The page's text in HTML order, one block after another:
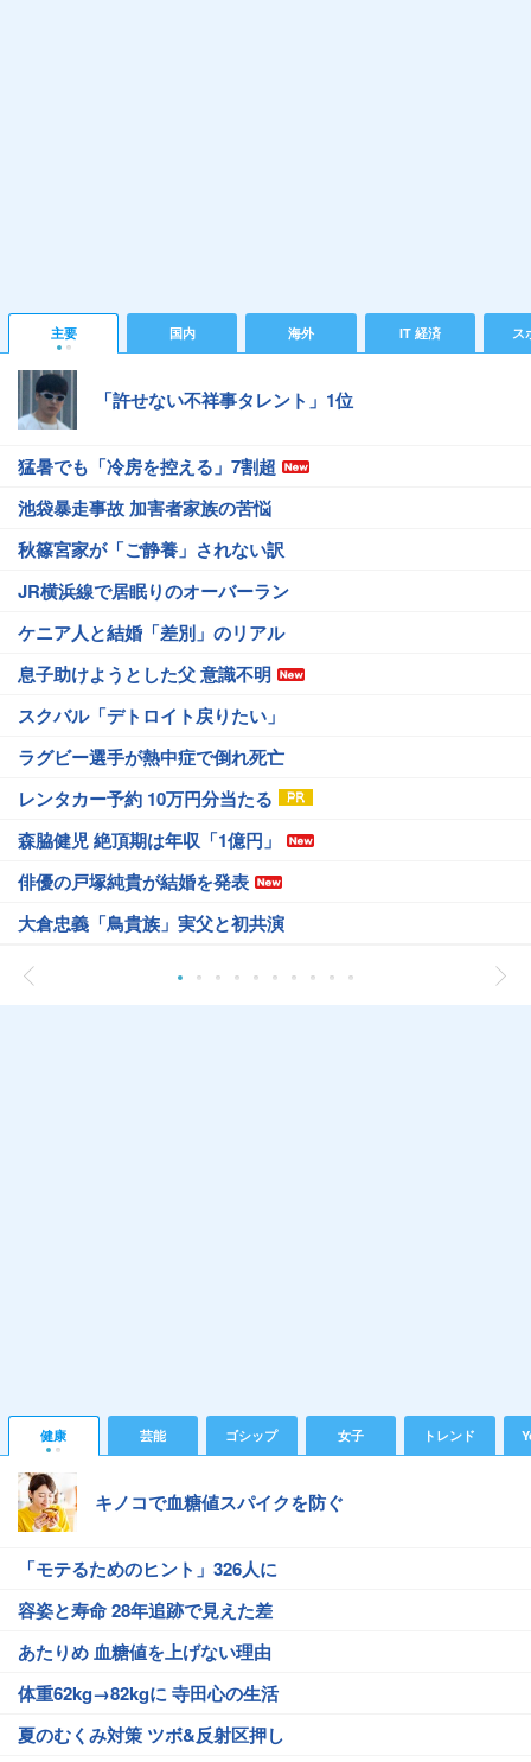
主要 国内 海外 IT 経済 ス
「許せない不祥事タレント」1位
猛暑でも「冷房を控える」7割超
池袋暴走事故 加害者家族の苦悩
秋篠宮家が「ご静養」されない訳
JR横浜線で居眠りのオーバーラン
ケニア人と結婚「差別」のリアル
息子助けようとした父 意識不明
スクバル「デトロイト戻りたい」
ラグビー選手が熱中症で倒れ死亡
レンタカー予約 10万円分当たる
森脇健児 絶頂期は年収「1億円」
俳優の戸塚純貴が結婚を発表
大倉忠義「鳥貴族」実父と初共演
健康 芸能 ゴシップ 女子 トレンド
キノコで血糖値スパイクを防ぐ
「モテるためのヒント」326人に
容姿と寿命 28年追跡で見えた差
あたりめ 血糖値を上げない理由
体重62kg→82kgに 寺田心の生活
夏のむくみ対策 ツボ&反射区押し